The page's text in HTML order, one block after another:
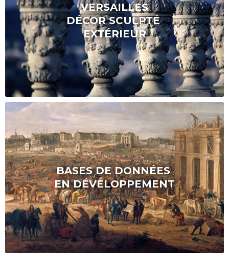
VERSAILLES
DÉCOR SCULPTÉ
EXTÉRIEUR
BASES DE DONNÉES
EN DÉVELOPPEMENT